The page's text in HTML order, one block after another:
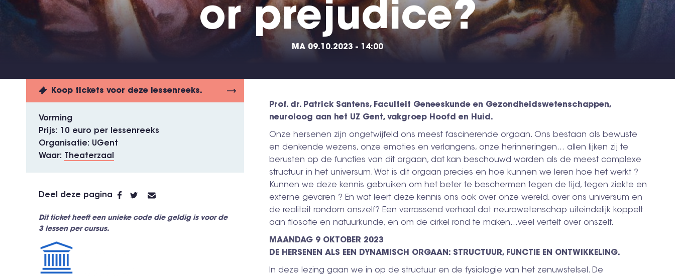
or prejudice?
MA 09.10.2023 - 14:00
Koop tickets voor deze lessenreeks.
Vorming
Prijs
10 euro per lessenreeks
Organisatie
UGent
Waar
Theaterzaal
Deel deze pagina
Dit ticket heeft een unieke code die geldig is voor de
3 lessen per cursus.
Prof. dr. Patrick Santens, Faculteit Geneeskunde en Gezondheidswetenschappen,
neuroloog aan het UZ Gent, vakgroep Hoofd en Huid.
Onze hersenen zijn ongetwijfeld ons meest fascinerende orgaan. Ons bestaan als bewuste
en denkende wezens, onze emoties en verlangens, onze herinneringen… allen lijken zij te
berusten op de functies van dit orgaan, dat kan beschouwd worden als de meest complexe
structuur in het universum. Wat is dit orgaan precies en hoe kunnen we leren hoe het werkt ?
Kunnen we deze kennis gebruiken om het beter te beschermen tegen de tijd, tegen ziekte en
externe gevaren ? En wat leert deze kennis ons ook over onze wereld, over ons universum en
de realiteit rondom onszelf? Een verrassend verhaal dat neurowetenschap uiteindelijk koppelt
aan filosofie en natuurkunde, en om de cirkel rond te maken…veel vertelt over onszelf.
MAANDAG 9 OKTOBER 2023
DE HERSENEN ALS EEN DYNAMISCH ORGAAN: STRUCTUUR, FUNCTIE EN ONTWIKKELING.
In deze lezing gaan we in op de structuur en de fysiologie van het zenuwstelsel. De